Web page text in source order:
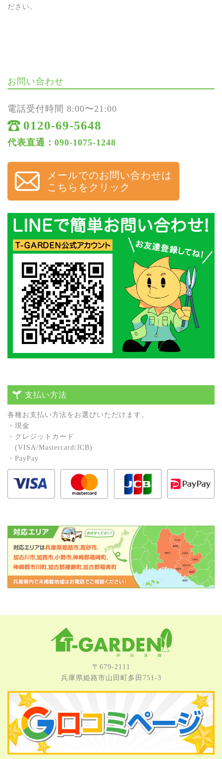
ださい。
お問い合わせ
電話受付時間 8:00〜21:00
0120-69-5648
代表直通：090-1075-1248
メールでのお問い合わせは
こちらをクリック
支払い方法
各種お⽀払い⽅法をお選びいただけます。
・現⾦
・クレジットカード
(VISA/Mastercard/JCB)
・PayPay
〒679-2111
兵庫県姫路市⼭⽥町多⽥751-3